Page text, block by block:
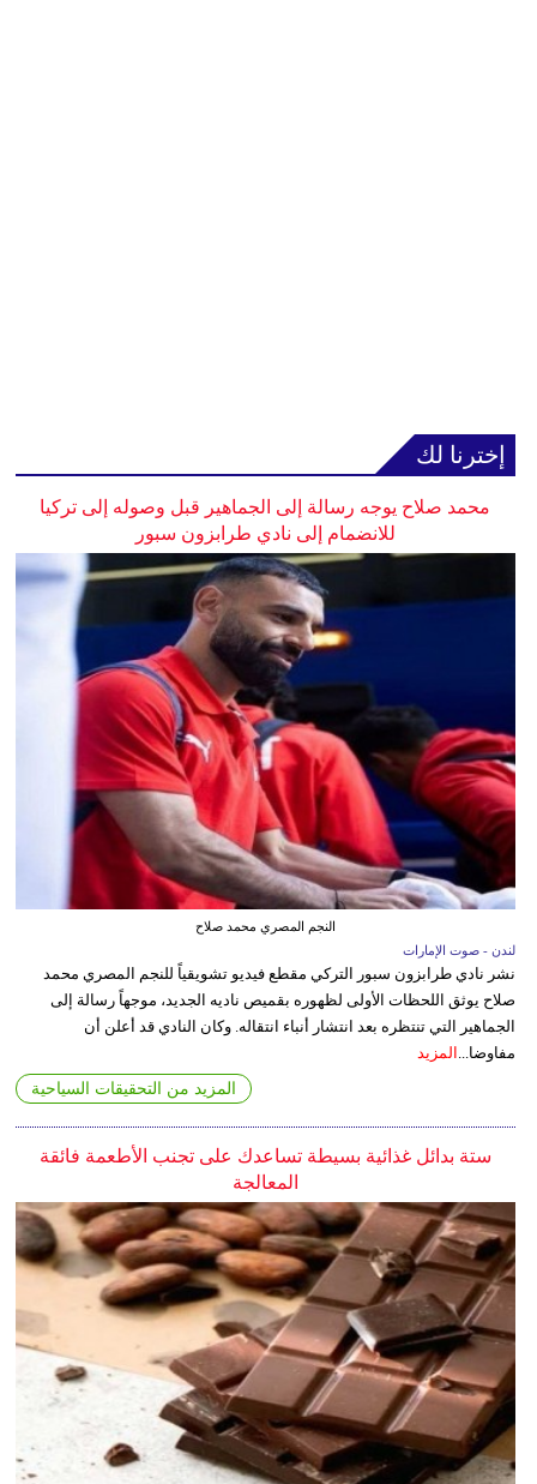
إخترنا لك
محمد صلاح يوجه رسالة إلى الجماهير قبل وصوله إلى تركيا
للانضمام إلى نادي طرابزون سبور
النجم المصري محمد صلاح
لندن - صوت الإمارات
نشر نادي طرابزون سبور التركي مقطع فيديو تشويقياً للنجم المصري محمد
صلاح يوثق اللحظات الأولى لظهوره بقميص ناديه الجديد، موجهاً رسالة إلى
الجماهير التي تنتظره بعد انتشار أنباء انتقاله. وكان النادي قد أعلن أن
مفاوضا... المزيد
المزيد من التحقيقات السياحية
ستة بدائل غذائية بسيطة تساعدك على تجنب الأطعمة فائقة
المعالجة